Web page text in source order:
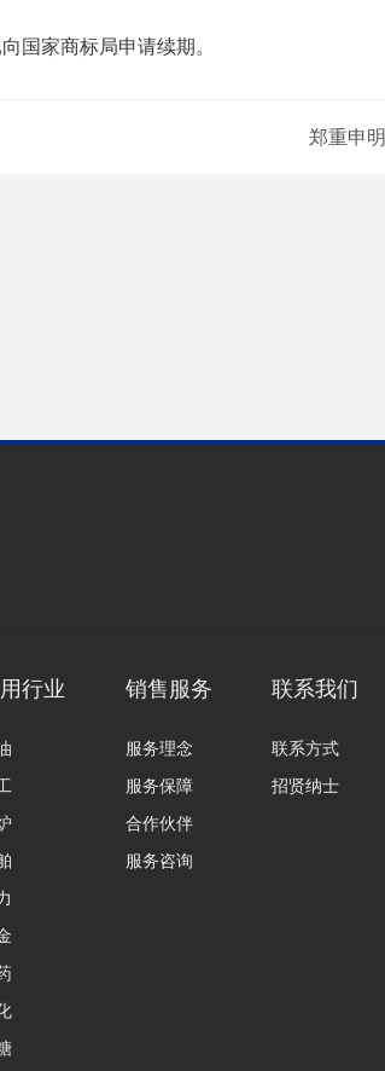
国家商标局申请续期。
郑重申明
行业 销售服务
服务理念
服务保障
合作伙伴
服务咨询
联系我们
联系方式
招贤纳士